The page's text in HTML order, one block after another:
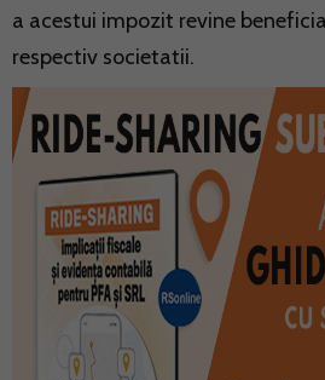
a acestui impozit revine
respectiv societatii.